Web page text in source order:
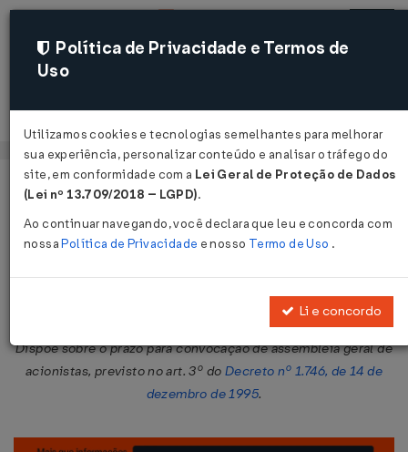
Acessar
Página Inicial Legislações
Decreto Nº 1768 DE 29/12/1995
Publicado no DOU em 2 jan 1996
Dispõe sobre o prazo para convocação de assembléia geral de
acionistas, previsto no art. 3º do Decreto nº 1.746, de 14 de
dezembro de 1995.
Política de Privacidade e Termos de
Uso
Utilizamos cookies e tecnologias semelhantes para melhorar
sua experiência, personalizar conteúdo e analisar o tráfego do
site, em conformidade com a Lei Geral de Proteção de Dados
(Lei nº 13.709/2018 – LGPD).
Ao continuar navegando, você declara que leu e concorda com
nossaPolítica de Privacidade e nosso Termo de Uso .
Li e concordo